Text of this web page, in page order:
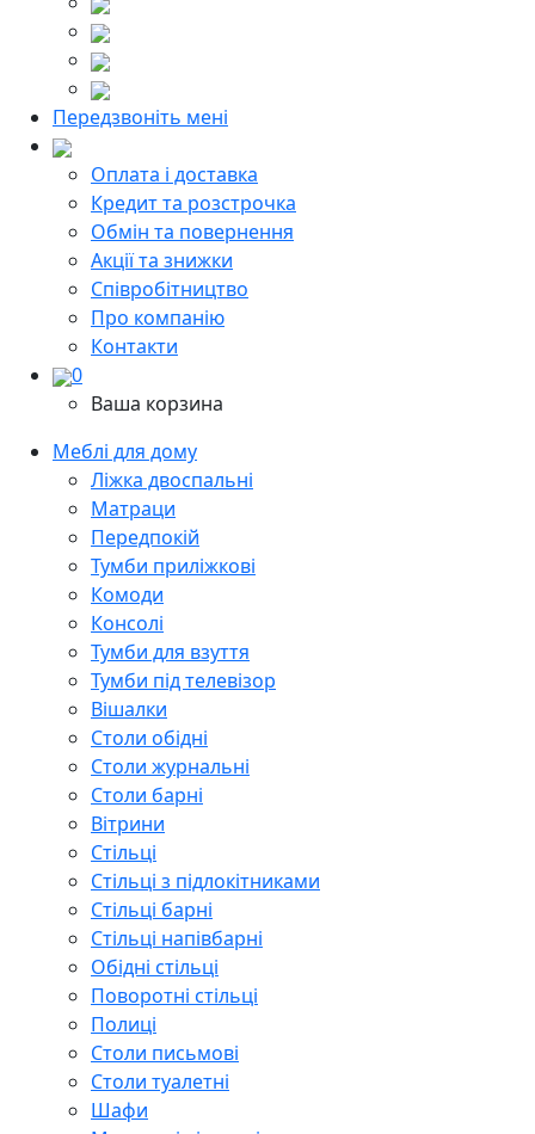
Передзвоніть мені
Оплата і доставка
Кредит та розстрочка
Обмін та повернення
Акції та знижки
Cпівробітництво
Про компанію
Контакти
0
Ваша корзина
Меблі для дому
Ліжка двоспальні
Матраци
Передпокій
Тумби приліжкові
Комоди
Консолі
Тумби для взуття
Тумби під телевізор
Вішалки
Столи обідні
Столи журнальні
Столи барні
Вітрини
Стільці
Стільці з підлокітниками
Стільці барні
Стільці напівбарні
Обідні стільці
Поворотні стільці
Полиці
Столи письмові
Столи туалетні
Шафи